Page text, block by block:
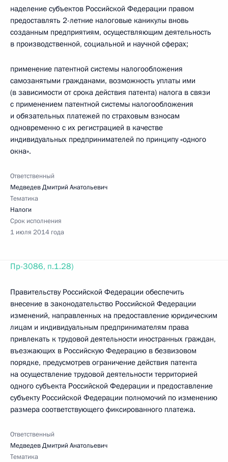
наделение субъектов Российской Федерации правом
предоставлять 2-летние налоговые каникулы вновь
созданным предприятиям, осуществляющим деятельность
в производственной, социальной и научной сферах;
применение патентной системы налогообложения
самозанятыми гражданами, возможность уплаты ими
(в зависимости от срока действия патента) налога в связи
с применением патентной системы налогообложения
и обязательных платежей по страховым взносам
одновременно с их регистрацией в качестве
индивидуальных предпринимателей по принципу «одного
окна».
Ответственный
Медведев Дмитрий Анатольевич
Тематика
Налоги
Срок исполнения
1 июля 2014 года
Пр-3086, п.1.28)
Правительству Российской Федерации обеспечить
внесение в законодательство Российской Федерации
изменений, направленных на предоставление юридическим
лицам и индивидуальным предпринимателям права
привлекать к трудовой деятельности иностранных граждан,
въезжающих в Российскую Федерацию в безвизовом
порядке, предусмотрев ограничение действия патента
на осуществление трудовой деятельности территорией
одного субъекта Российской Федерации и предоставление
субъекту Российской Федерации полномочий по изменению
размера соответствующего фиксированного платежа.
Ответственный
Медведев Дмитрий Анатольевич
Тематика